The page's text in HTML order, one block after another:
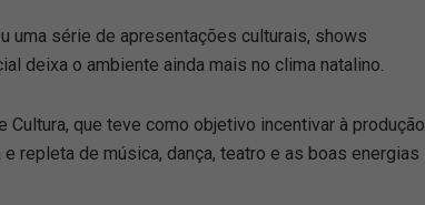
uma série de apresentações culturais, shows
deixa o ambiente ainda mais no clima natalino.
que teve como objetivo incentivar à produção
repleta de música, dança, teatro e as boas energias